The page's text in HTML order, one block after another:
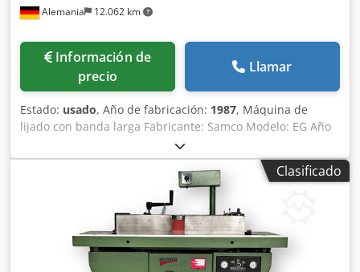
Alemania 12.062 km
Información de
precio
Llamar
Estado: usado, Año de fabricación: 1987, Máquina de
lijado con banda larga Fabricante: Samco Modelo: EG Año
de fabricación: 1987 Longitud de la banda de lijado: 3.000
mm Crsdpfx Aexdnrgshcsf Incluye bandas de repuesto.
Clasificado